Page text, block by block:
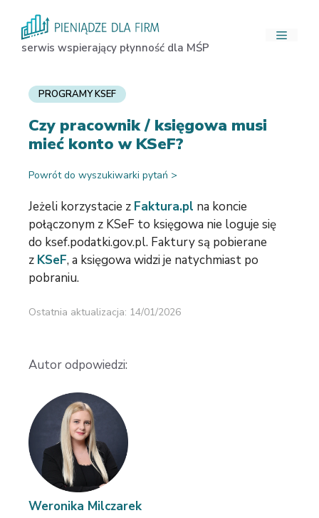
treściserwis wspierający płynność dla MŚP
Menu
PROGRAMY KSEF
Czy pracownik / księgowa musi
mieć konto w KSeF?
Powrót do wyszukiwarki pytań >
Jeżeli korzystacie z Faktura.pl na koncie
połączonym z KSeF to księgowa nie loguje się
do ksef.podatki.gov.pl. Faktury są pobierane
z KSeF, a księgowa widzi je natychmiast po
pobraniu.
Ostatnia aktualizacja: 14/01/2026
Autor odpowiedzi:
Weronika Milczarek